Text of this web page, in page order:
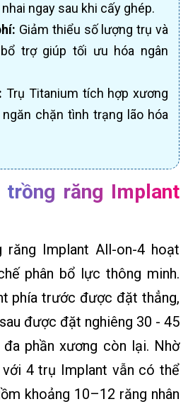
ngay sau khi cấy ghép.
Giảm thiểu số lượng trụ và
trợ giúp tối ưu hóa ngân
Trụ Titanium tích hợp xương
chặn tình trạng lão hóa
trồng răng Implant
răng Implant All-on-4 hoạt
phân bổ lực thông minh.
phía trước được đặt thẳng,
được đặt nghiêng 30 - 45
phần xương còn lại. Nhờ
4 trụ Implant vẫn có thể
khoảng 10–12 răng nhân